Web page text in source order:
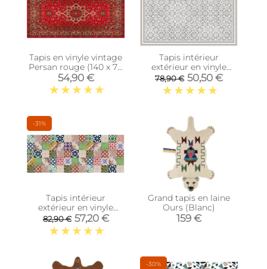
Tapis en vinyle vintage
Persan rouge (140 x 70
cm)
54,90 €
Tapis intérieur
extérieur en vinyle
carreaux marocains
(135 x 90 cm)
78,90 € 50,50 €
-31%
Tapis intérieur
extérieur en vinyle
mosaique (180 x 70
cm)
82,90 € 57,20 €
Grand tapis en laine
Ours (Blanc)
159 €
-30%